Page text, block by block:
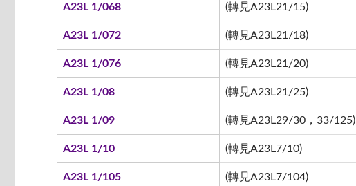
A23L 1/068 (轉見A23L21/15)
A23L 1/072 (轉見A23L21/18)
A23L 1/076 (轉見A23L21/20)
A23L 1/08 (轉見A23L21/25)
A23L 1/09 (轉見A23L29/30，33/125)
A23L 1/10 (轉見A23L7/10)
A23L 1/105 (轉見A23L7/104)